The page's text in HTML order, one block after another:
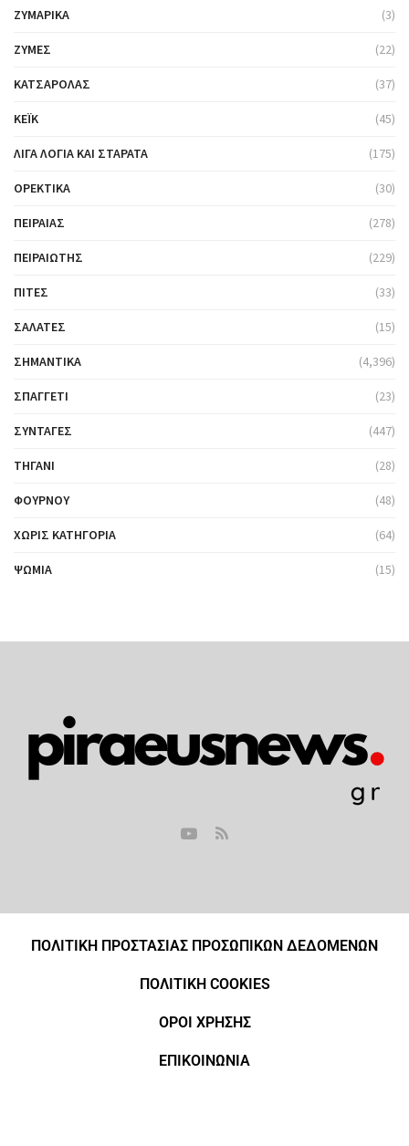
ΖΥΜΑΡΙΚΆ (3)
ΖΎΜΕΣ (22)
ΚΑΤΣΑΡΌΛΑΣ (37)
ΚΈΙΚ (45)
ΛΊΓΑ ΛΌΓΙΑ ΚΑΙ ΣΤΑΡΆΤΑ (175)
ΟΡΕΚΤΙΚΆ (30)
ΠΕΙΡΑΙΆΣ (278)
ΠΕΙΡΑΙΏΤΗΣ (229)
ΠΊΤΕΣ (33)
ΣΑΛΆΤΕΣ (15)
ΣΗΜΑΝΤΙΚΆ (4,396)
ΣΠΑΓΓΈΤΙ (23)
ΣΥΝΤΑΓΈΣ (447)
ΤΗΓΆΝΙ (28)
ΦΟΎΡΝΟΥ (48)
ΧΩΡΊΣ ΚΑΤΗΓΟΡΊΑ (64)
ΨΩΜΙΆ (15)
ΠΟΛΙΤΙΚΗ ΠΡΟΣΤΑΣΙΑΣ ΠΡΟΣΩΠΙΚΩΝ ΔΕΔΟΜΕΝΩΝ
ΠΟΛΙΤΙΚΗ COOKIES
ΟΡΟΙ ΧΡΗΣΗΣ
ΕΠΙΚΟΙΝΩΝΙΑ